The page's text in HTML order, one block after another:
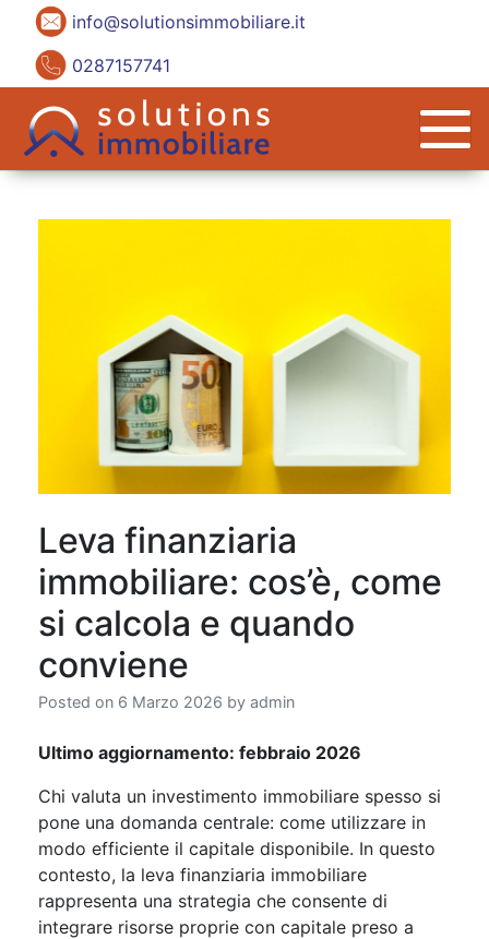
info@solutionsimmobiliare.it
0287157741
Leva finanziaria
immobiliare: cos’è, come
si calcola e quando
conviene
Posted on 6 Marzo 2026 by admin
Ultimo aggiornamento: febbraio 2026
Chi valuta un investimento immobiliare spesso si
pone una domanda centrale: come utilizzare in
modo efficiente il capitale disponibile. In questo
contesto, la leva finanziaria immobiliare
rappresenta una strategia che consente di
integrare risorse proprie con capitale preso a